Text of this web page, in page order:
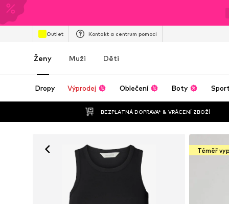
Outlet Kontakt a centrum pomoci
Ženy Muži Děti
Dropy Výprodej Oblečení Boty Sport
BEZPLATNÁ DOPRAVA* & VRÁCENÍ ZBOŽÍ
Téměř